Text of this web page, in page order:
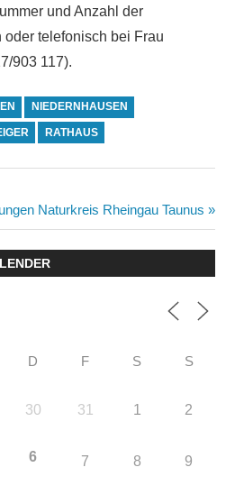
und Anzahl der
telefonisch bei Frau
903 117).
NIEDERNHAUSEN
RATHAUS
Naturkreis Rheingau Taunus
D F S S
30 31 1 2
6 7 8 9